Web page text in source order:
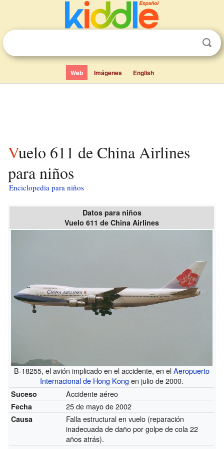
Web Imágenes English
Vuelo 611 de China Airlines
para niños
Enciclopedia para niños
Datos para niños
Vuelo 611 de China Airlines
B-18255, el avión implicado en el accidente, en elAeropuerto
Internacional de Hong Kong en julio de 2000.
Suceso Accidente aéreo
Fecha 25 de mayo de 2002
Causa
Falla estructural en vuelo (reparación
inadecuada de daño por golpe de cola 22
años atrás).